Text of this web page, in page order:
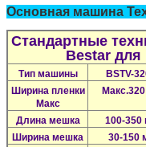
Основная машина
Стандартные
Bestar для
Тип машины BSTV-
Ширина пленки
Макс
Длина мешка
100-350
Ширина мешка
30-150